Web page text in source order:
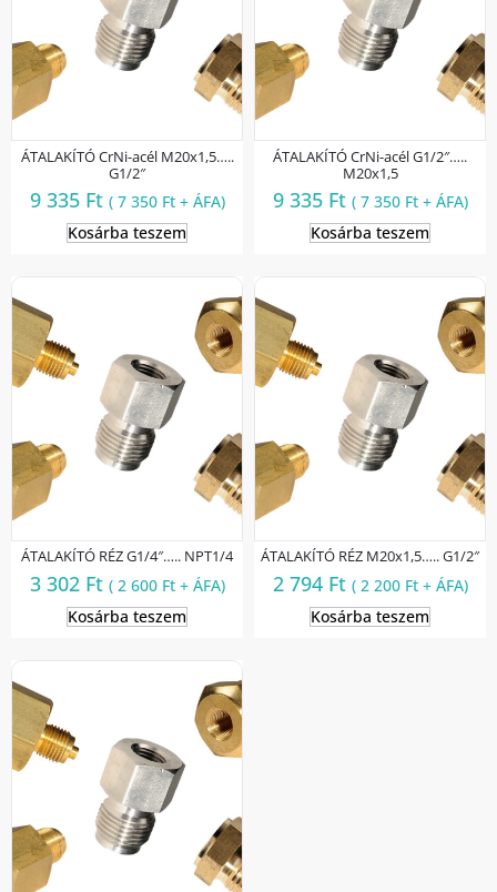
ÁTALAKÍTÓ CrNi-acél M20x1,5…..
G1/2″
9 335 Ft ( 7 350 Ft+ ÁFA)
Kosárba teszem
ÁTALAKÍTÓ CrNi-acél G1/2″…..
M20x1,5
9 335 Ft ( 7 350 Ft+ ÁFA)
Kosárba teszem
ÁTALAKÍTÓ RÉZ G1/4″….. NPT1/4
3 302 Ft ( 2 600 Ft+ ÁFA)
Kosárba teszem
ÁTALAKÍTÓ RÉZ M20x1,5….. G1/2″
2 794 Ft ( 2 200 Ft+ ÁFA)
Kosárba teszem